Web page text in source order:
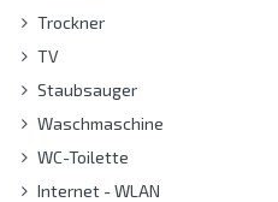
Trockner
TV
Staubsauger
Waschmaschine
WC-Toilette
Internet - WLAN